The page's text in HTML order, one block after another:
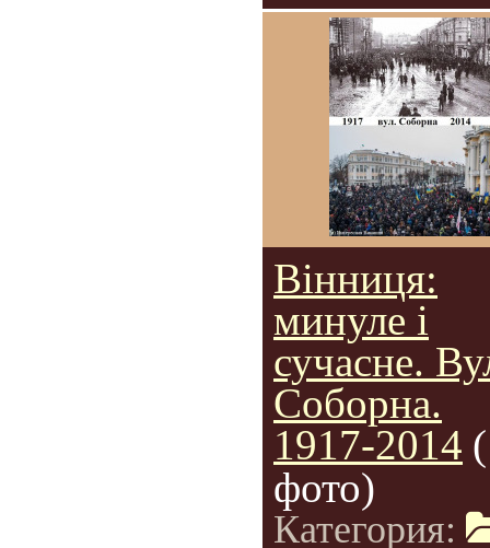
Вінниця:
минуле і
сучасне.
Соборна.
1917-2014
фото)
Категория: